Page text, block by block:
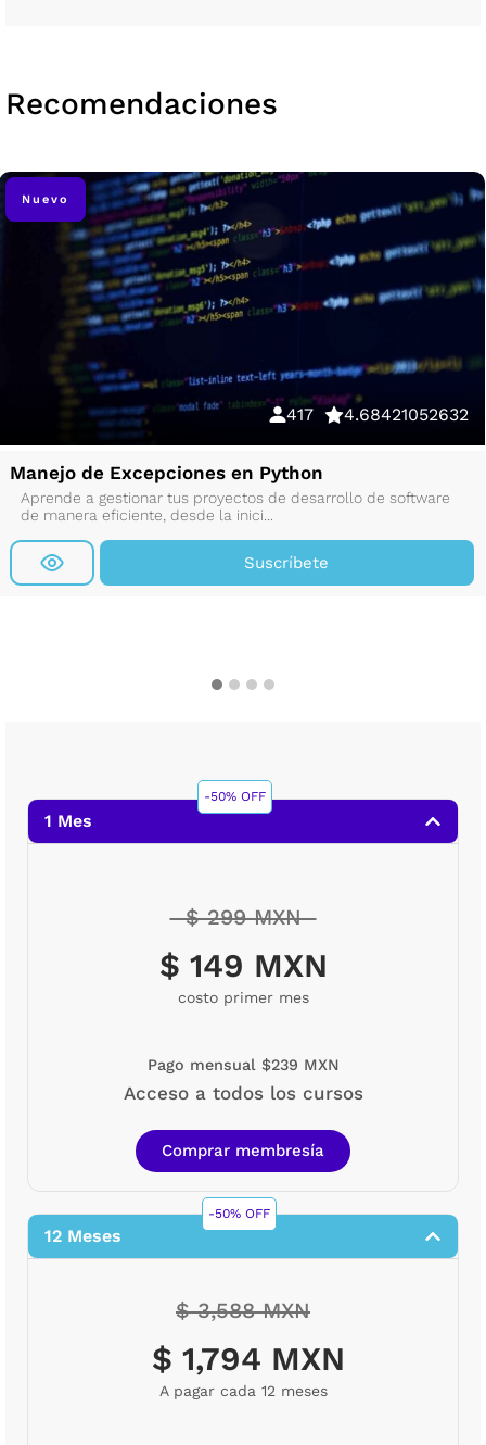
Recomendaciones
Nuevo
417 4.68421052632
Manejo de Excepciones en Python
Aprende a gestionar tus proyectos de desarrollo de software
de manera eficiente, desde la inici...
Suscríbete
-50% OFF
1 Mes
$ 299 MXN
$ 149 MXN
costo primer mes
Pago mensual $239 MXN
Acceso a todos los cursos
Comprar membresía
-50% OFF
12 Meses
$ 3,588 MXN
$ 1,794 MXN
A pagar cada 12 meses